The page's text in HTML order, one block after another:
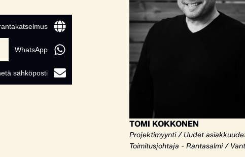
TOMI KOKKONEN
Projektimyynti / Uudet
Toimitusjohtaja - Rantasalmi /
WhatsApp
sähköposti